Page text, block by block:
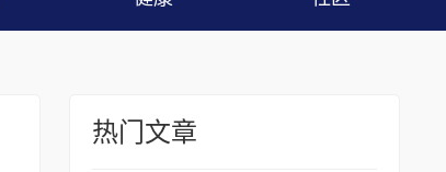
热门文章